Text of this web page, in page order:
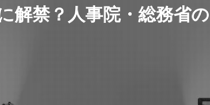
解禁？人事院・総務省の